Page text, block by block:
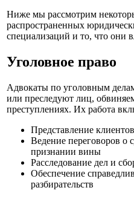
Ниже мы рассмотрим
распространенных
специализаций и то, что они
Уголовное право
Адвокаты по уголовным
или преследуют лиц,
преступлениях. Их работа
Представление
Ведение переговоров о
признании вины
Расследование дел и
Обеспечение
разбирательств